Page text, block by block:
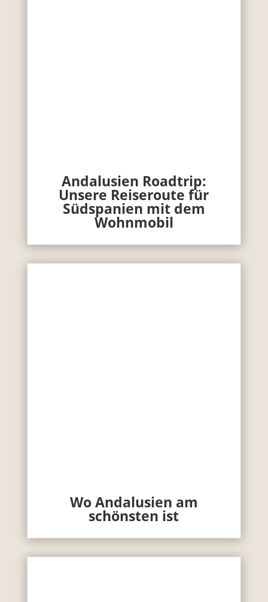
Andalusien Roadtrip:
Unsere Reiseroute für
Südspanien mit dem
Wohnmobil
Wo Andalusien am
schönsten ist